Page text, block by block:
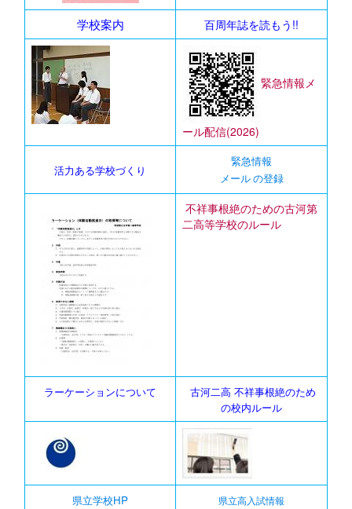
学校案内 百周年誌を読もう!!
緊急情報メ
ール配信(2026)
活力ある学校づくり
緊急情報
メール の登録
不祥事根絶のための古河第
二高等学校のルール
ラーケーションについて
古河二高 不祥事根絶のため
の校内ルール
県立学校HP 県立高入試情報